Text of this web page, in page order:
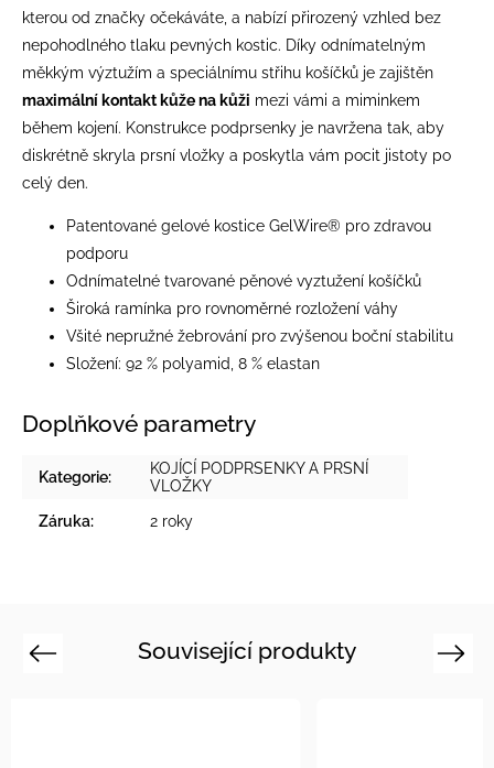
kterou od značky očekáváte, a nabízí přirozený vzhled bez
nepohodlného tlaku pevných kostic. Díky odnímatelným
měkkým výztužím a speciálnímu střihu košíčků je zajištěn
maximální kontakt kůže na kůži mezi vámi a miminkem
během kojení. Konstrukce podprsenky je navržena tak, aby
diskrétně skryla prsní vložky a poskytla vám pocit jistoty po
celý den.
Patentované gelové kostice GelWire® pro zdravou
podporu
Odnímatelné tvarované pěnové vyztužení košíčků
Široká ramínka pro rovnoměrné rozložení váhy
Všité nepružné žebrování pro zvýšenou boční stabilitu
Složení: 92 % polyamid, 8 % elastan
Doplňkové parametry
Kategorie:
KOJÍCÍ PODPRSENKY A PRSNÍ
VLOŽKY
Záruka: 2 roky
Související produkty
Previous Next